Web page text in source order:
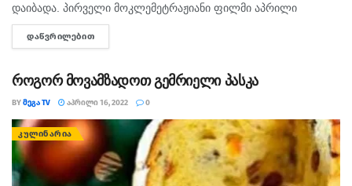
დაიბადა. პირველი მოკლემეტრაჟიანი ფილმი აპრილი
გადაიღო 1962 წელს. 1966 წელს გადაღებულმა
სრულმეტრაჟიანმა სადებიუტო ფილმმა გიორგობისთვე კანის...
ᲓᲐᲬᲕᲠᲘᲚᲔᲑᲘᲗ
როგორ მოვამზადოთ გემრიელი პასკა
BYᲛᲔᲒᲐ TV ᲐᲞᲠᲘᲚᲘ 16, 2022 0
ᲙᲣᲚᲘᲜᲐᲠᲘᲐ